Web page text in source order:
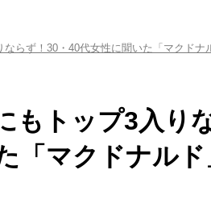
らず！30・40代女性に聞いた「マクドナ
もトップ3入り
「マクドナルド